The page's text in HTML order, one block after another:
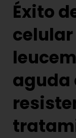
Éxito
celular
aguda